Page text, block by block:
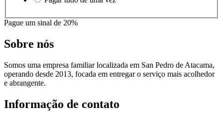
Pague um sinal de 20%
Sobre nós
Somos uma empresa familiar localizada em San Pedro de Atacama,
operando desde 2013, focada em entregar o serviço mais acolhedor
e abrangente.
Informação de contato